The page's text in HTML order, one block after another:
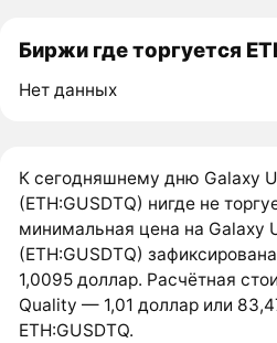
Биржи где торгуется
Нет данных
К сегодняшнему дню Galaxy
(ETH:GUSDTQ) нигде не
минимальная цена на Galaxy
(ETH:GUSDTQ)
1,0095 доллар. Расчётная
Quality — 1,01 доллар или
ETH:GUSDTQ.